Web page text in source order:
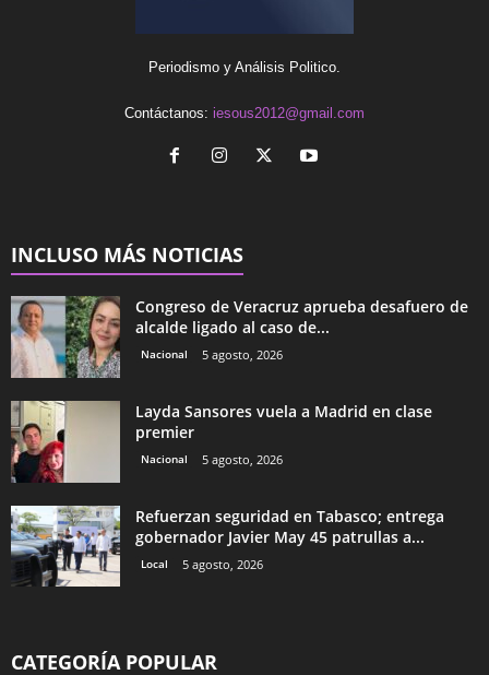
Periodismo y Análisis Politico.
Contáctanos: iesous2012@gmail.com
INCLUSO MÁS NOTICIAS
Congreso de Veracruz aprueba desafuero de
alcalde ligado al caso de...
Nacional 5 agosto, 2026
Layda Sansores vuela a Madrid en clase
premier
Nacional 5 agosto, 2026
Refuerzan seguridad en Tabasco; entrega
gobernador Javier May 45 patrullas a...
Local 5 agosto, 2026
CATEGORÍA POPULAR